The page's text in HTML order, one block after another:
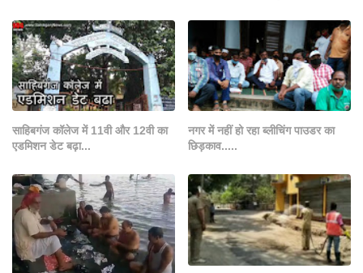
साहिबगंज कॉलेज में 11वी और 12वी का
एडमिशन डेट बढ़ा...
नगर में नहीं हो रहा ब्लीचिंग पाउडर का
छिड़काव.....